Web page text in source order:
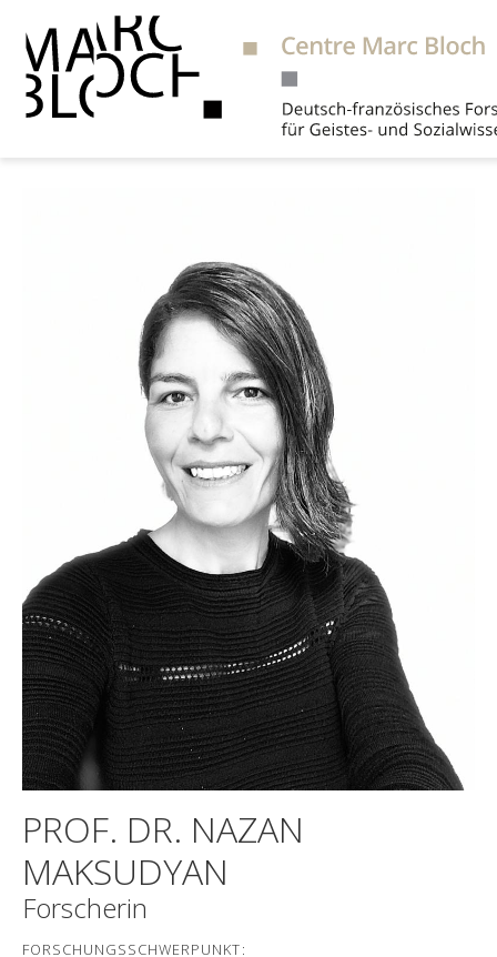
PROF. DR. NAZAN
MAKSUDYAN
Forscherin
FORSCHUNGSSCHWERPUNKT: